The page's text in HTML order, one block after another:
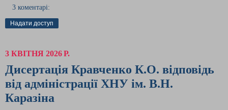
3 коментарі:
Надати доступ
3 КВІТНЯ 2026 Р.
Дисертація Кравченко К.О. відповідь
від адміністрації ХНУ ім. В.Н.
Каразіна